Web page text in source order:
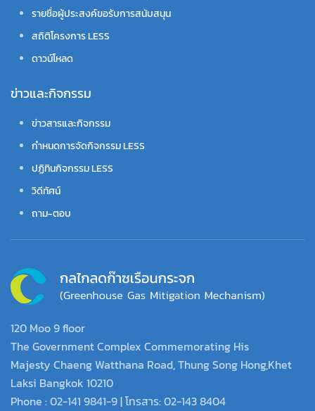
รายชื่อผู้ประสงค์ขอรับการสนับสนุน
สถิติโครงการ LESS
ดาวน์โหลด
ข่าวและกิจกรรม
ข่าวสารและกิจกรรม
กำหนดการจัดกิจกรรม LESS
ปฏิทินกิจกรรม LESS
วิดีทัศน์
ถาม-ตอบ
120 Moo 9 floor
The Government Complex Commemorating His
Majesty Chaeng Watthana Road, Thung Song Hong,Khet
Laksi Bangkok 10210
Phone : 02-141 9841-9 | โทรสาร: 02-143 8404